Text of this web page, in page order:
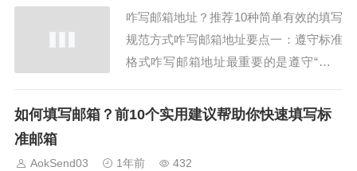
“用户名@域名.com”形式，避免使...
咋写邮箱地址？推荐10种简单有效的填写
规范方式咋写邮箱地址要点一：遵守标准
格式咋写邮箱地址最重要的是遵守“用户
母、数字、点、下划线组成，域名要合法
如何填写邮箱？前10个实用建议帮助你快速填写标
准邮箱
AokSend03 1年前 432